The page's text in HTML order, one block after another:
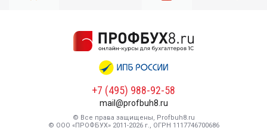
+7 (495) 988-92-58
mail@profbuh8.ru
© Все права защищены, Profbuh8.ru
© ООО «ПРОФБУХ» 2011-2026 г., ОГРН 1117746700686